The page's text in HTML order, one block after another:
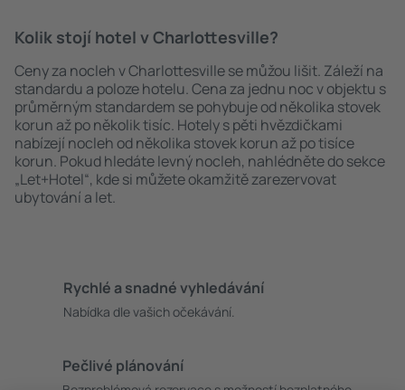
Kolik stojí hotel v Charlottesville?
Ceny za nocleh v Charlottesville se můžou lišit. Záleží na
standardu a poloze hotelu. Cena za jednu noc v objektu s
průměrným standardem se pohybuje od několika stovek
korun až po několik tisíc. Hotely s pěti hvězdičkami
nabízejí nocleh od několika stovek korun až po tisíce
korun. Pokud hledáte levný nocleh, nahlédněte do sekce
„Let+Hotel“, kde si můžete okamžitě zarezervovat
ubytování a let.
Rychlé a snadné vyhledávání
Nabídka dle vašich očekávání.
Pečlivé plánování